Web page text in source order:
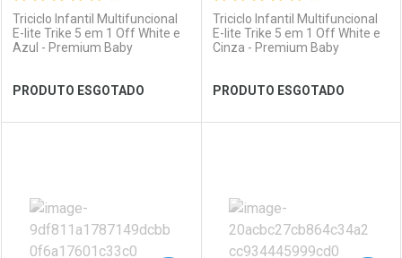
Ver Desconto Convênio Ver Desconto Convênio
Triciclo Infantil Multifuncional
E-lite Trike 5 em 1 Off White e
Azul - Premium Baby
PRODUTO ESGOTADO
Laboratório
Por Menos
Triciclo Infantil Multifuncional
E-lite Trike 5 em 1 Off White e
Cinza - Premium Baby
PRODUTO ESGOTADO
Laboratório
Por Menos